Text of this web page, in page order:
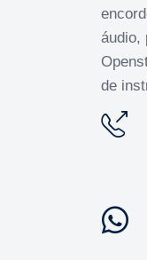
áudio,
de